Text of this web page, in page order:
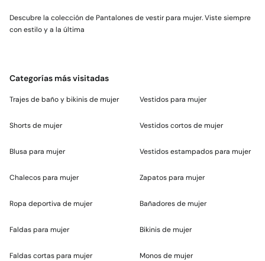
Descubre la colección de Pantalones de vestir para mujer. Viste siempre
con estilo y a la última
Categorías más visitadas
Trajes de baño y bikinis de mujer
Shorts de mujer
Blusa para mujer
Chalecos para mujer
Ropa deportiva de mujer
Faldas para mujer
Faldas cortas para mujer
Vestidos para mujer
Vestidos cortos de mujer
Vestidos estampados para mujer
Zapatos para mujer
Bañadores de mujer
Bikinis de mujer
Monos de mujer